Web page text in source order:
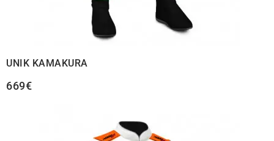
UNIK KAMAKURA
669€